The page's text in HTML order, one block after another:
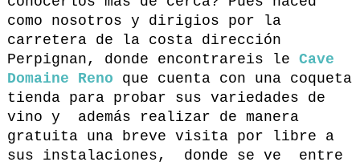
como nosotros y dirigios por la
carretera de la costa dirección
Perpignan, donde encontrareis le Cave
Domaine Reno que cuenta con una coqueta
tienda para probar sus variedades de
vino y además realizar de manera
gratuita una breve visita por libre a
sus instalaciones, donde se ve entre